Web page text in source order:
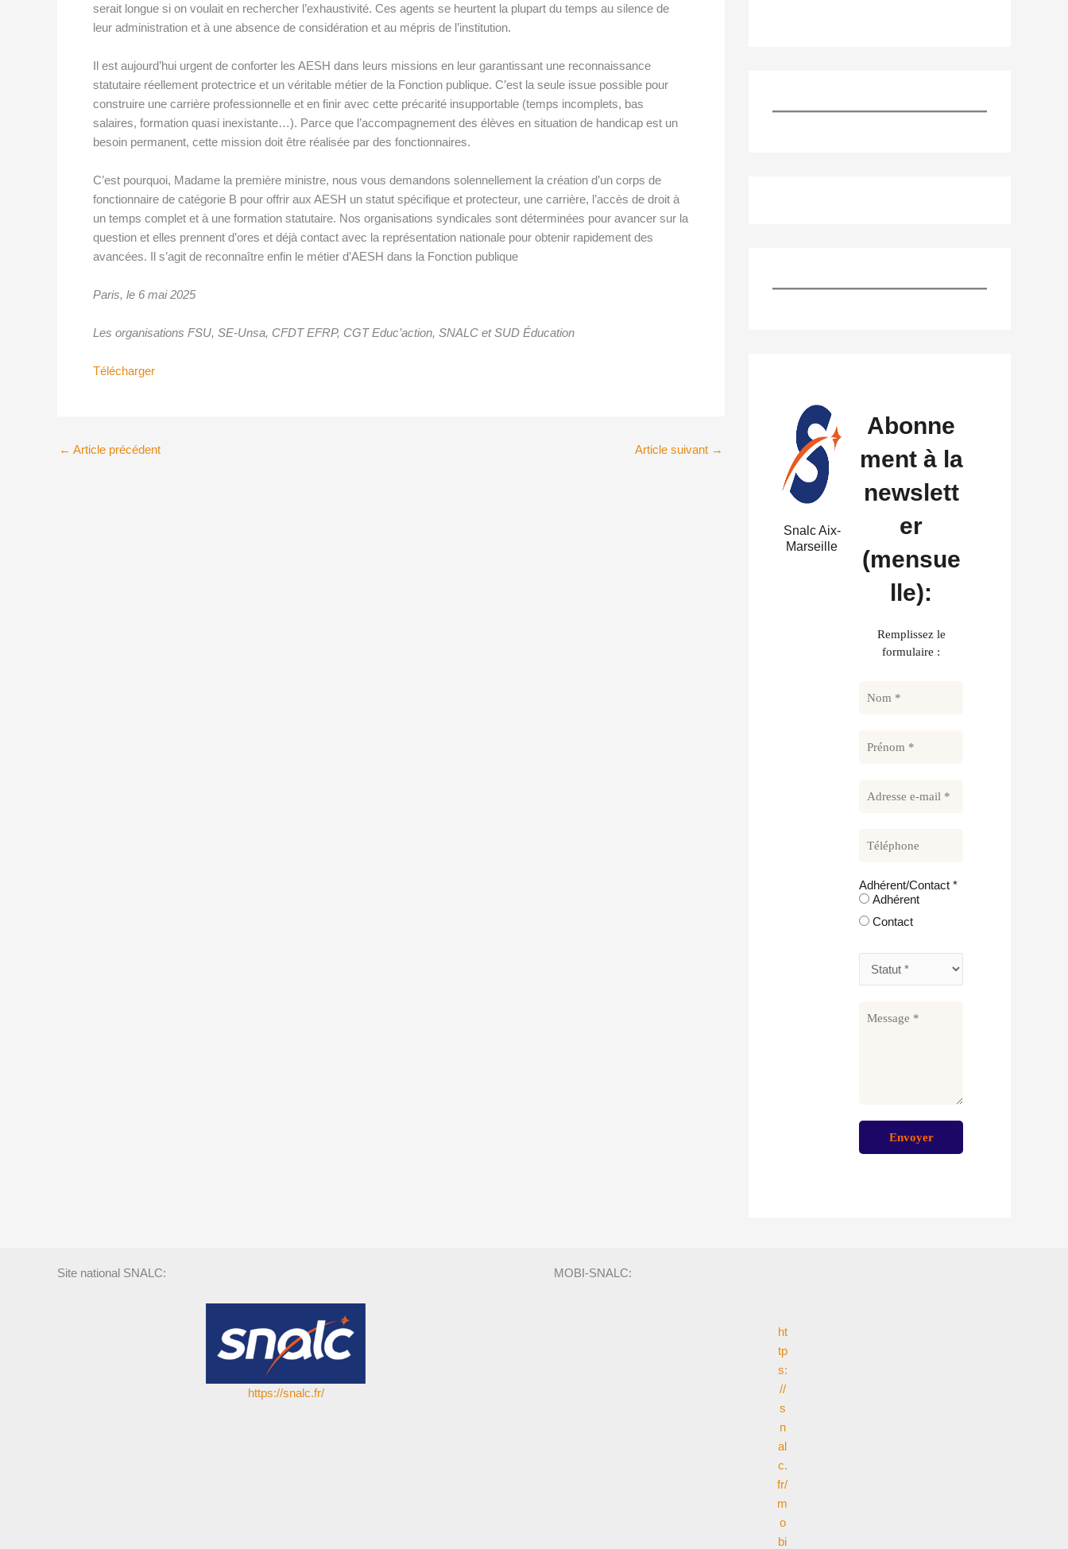
serait longue si on voulait en rechercher l’exhaustivité. Ces agents se heurtent la plupart du temps au silence de
leur administration et à une absence de considération et au mépris de l’institution.
Il est aujourd’hui urgent de conforter les AESH dans leurs missions en leur garantissant une reconnaissance
statutaire réellement protectrice et un véritable métier de la Fonction publique. C’est la seule issue possible pour
construire une carrière professionnelle et en finir avec cette précarité insupportable (temps incomplets, bas
salaires, formation quasi inexistante…). Parce que l’accompagnement des élèves en situation de handicap est un
besoin permanent, cette mission doit être réalisée par des fonctionnaires.
C’est pourquoi, Madame la première ministre, nous vous demandons solennellement la création d’un corps de
fonctionnaire de catégorie B pour offrir aux AESH un statut spécifique et protecteur, une carrière, l’accès de droit à
un temps complet et à une formation statutaire. Nos organisations syndicales sont déterminées pour avancer sur la
question et elles prennent d’ores et déjà contact avec la représentation nationale pour obtenir rapidement des
avancées. Il s’agit de reconnaître enfin le métier d’AESH dans la Fonction publique
Paris, le 6 mai 2025
Les organisations FSU, SE-Unsa, CFDT EFRP, CGT Educ’action, SNALC et SUD Éducation
Télécharger
← Article précédent Article suivant →
Snalc Aix-
Marseille
Abonne
ment à la
newslett
er
(mensue
lle):
Remplissez le
formulaire :
Adhérent/Contact *
Adhérent
Contact
Site national SNALC:
https://snalc.fr/
MOBI-SNALC:
ht
tp
s:
//
s
n
al
c.
fr/
m
o
bi